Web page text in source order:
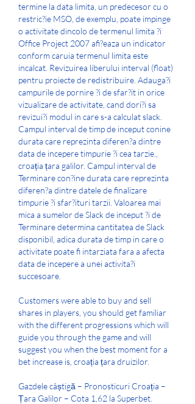
termine la data limita, un predecesor cu o
restric?ie MSO, de exemplu, poate impinge
o activitate dincolo de termenul limita ?i
Office Project 2007 afi?eaza un indicator
conform caruia termenul limita este
incalcat. Revizuirea liberului interval (float)
pentru proiecte de redistribuire. Adauga?i
campurile de pornire ?i de sfar?it in orice
vizualizare de activitate, cand dori?i sa
revizui?i modul in care s-a calculat slack.
Campul interval de timp de inceput conine
durata care reprezinta diferen?a dintre
data de incepere timpurie ?i cea tarzie.,
croația țara galilor. Campul interval de
Terminare con?ine durata care reprezinta
diferen?a dintre datele de finalizare
timpurie ?i sfar?ituri tarzii. Valoarea mai
mica a sumelor de Slack de inceput ?i de
Terminare determina cantitatea de Slack
disponibil, adica durata de timp in care o
activitate poate fi intarziata fara a afecta
data de incepere a unei activita?i
succesoare.
Customers were able to buy and sell
shares in players, you should get familiar
with the different progressions which will
guide you through the game and will
suggest you when the best moment for a
bet increase is, croația țara druizilor.
Gazdele câștigă – Pronosticuri Croația –
Țara Galilor – Cota 1,62 la Superbet.